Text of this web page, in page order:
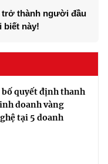
trở thành người đầu
biết này!
bố quyết định thanh
doanh vàng
tại 5 doanh